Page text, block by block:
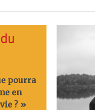
pourra
en
? »